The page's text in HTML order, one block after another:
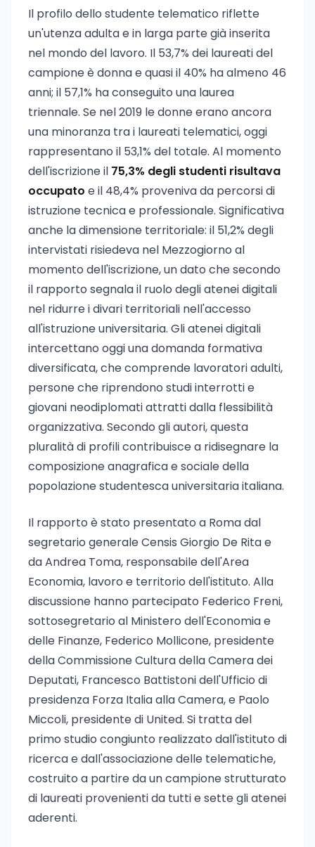
Il profilo dello studente telematico riflette
un'utenza adulta e in larga parte già inserita
nel mondo del lavoro. Il 53,7% dei laureati del
campione è donna e quasi il 40% ha almeno 46
anni; il 57,1% ha conseguito una laurea
triennale. Se nel 2019 le donne erano ancora
una minoranza tra i laureati telematici, oggi
rappresentano il 53,1% del totale. Al momento
dell'iscrizione il 75,3% degli studenti risultava
occupato e il 48,4% proveniva da percorsi di
istruzione tecnica e professionale. Significativa
anche la dimensione territoriale: il 51,2% degli
intervistati risiedeva nel Mezzogiorno al
momento dell'iscrizione, un dato che secondo
il rapporto segnala il ruolo degli atenei digitali
nel ridurre i divari territoriali nell'accesso
all'istruzione universitaria. Gli atenei digitali
intercettano oggi una domanda formativa
diversificata, che comprende lavoratori adulti,
persone che riprendono studi interrotti e
giovani neodiplomati attratti dalla flessibilità
organizzativa. Secondo gli autori, questa
pluralità di profili contribuisce a ridisegnare la
composizione anagrafica e sociale della
popolazione studentesca universitaria italiana.
Il rapporto è stato presentato a Roma dal
segretario generale Censis Giorgio De Rita e
da Andrea Toma, responsabile dell'Area
Economia, lavoro e territorio dell'istituto. Alla
discussione hanno partecipato Federico Freni,
sottosegretario al Ministero dell'Economia e
delle Finanze, Federico Mollicone, presidente
della Commissione Cultura della Camera dei
Deputati, Francesco Battistoni dell'Ufficio di
presidenza Forza Italia alla Camera, e Paolo
Miccoli, presidente di United. Si tratta del
primo studio congiunto realizzato dall'istituto di
ricerca e dall'associazione delle telematiche,
costruito a partire da un campione strutturato
di laureati provenienti da tutti e sette gli atenei
aderenti.